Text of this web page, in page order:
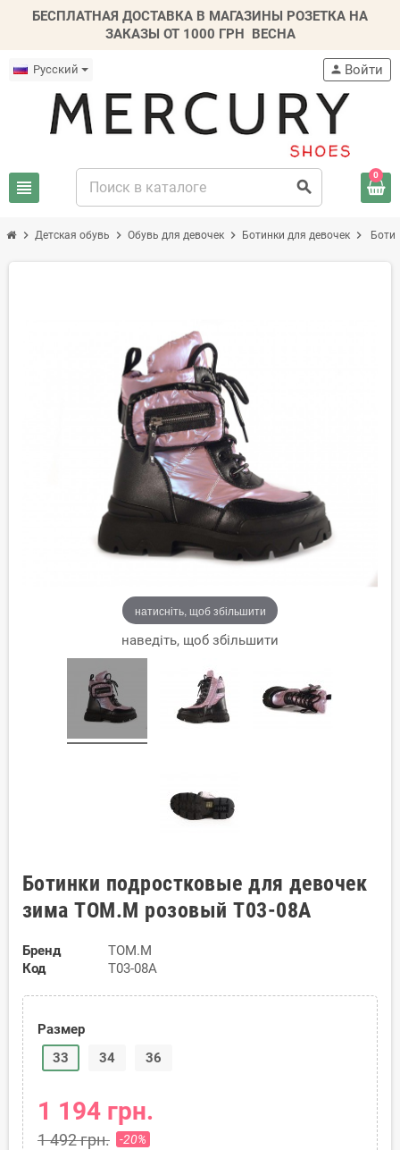
БЕСПЛАТНАЯ ДОСТАВКА В МАГАЗИНЫ РОЗЕТКА НА
ЗАКАЗЫ ОТ 1000 ГРН ВЕСНА
Русский
view_headline search
person Войти
0
chevron_right Детская обувь chevron_right Обувь для девочек chevron_right Ботинки для девочек chevron_right
натисніть, щоб збільшити
наведіть, щоб збільшити
Ботинки подростковые для девочек
зима TOM.M розовый T03-08A
Бренд
TOM.M
Код
T03-08A
Размер
33
34 36
1 194 грн.
1 492 грн. -20%